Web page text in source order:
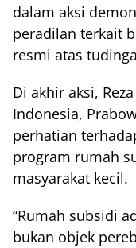
dalam aksi
peradilan terkait
resmi atas
Di akhir aksi,
Indonesia,
perhatian
program rumah
masyarakat kecil.
“Rumah subsidi
bukan objek